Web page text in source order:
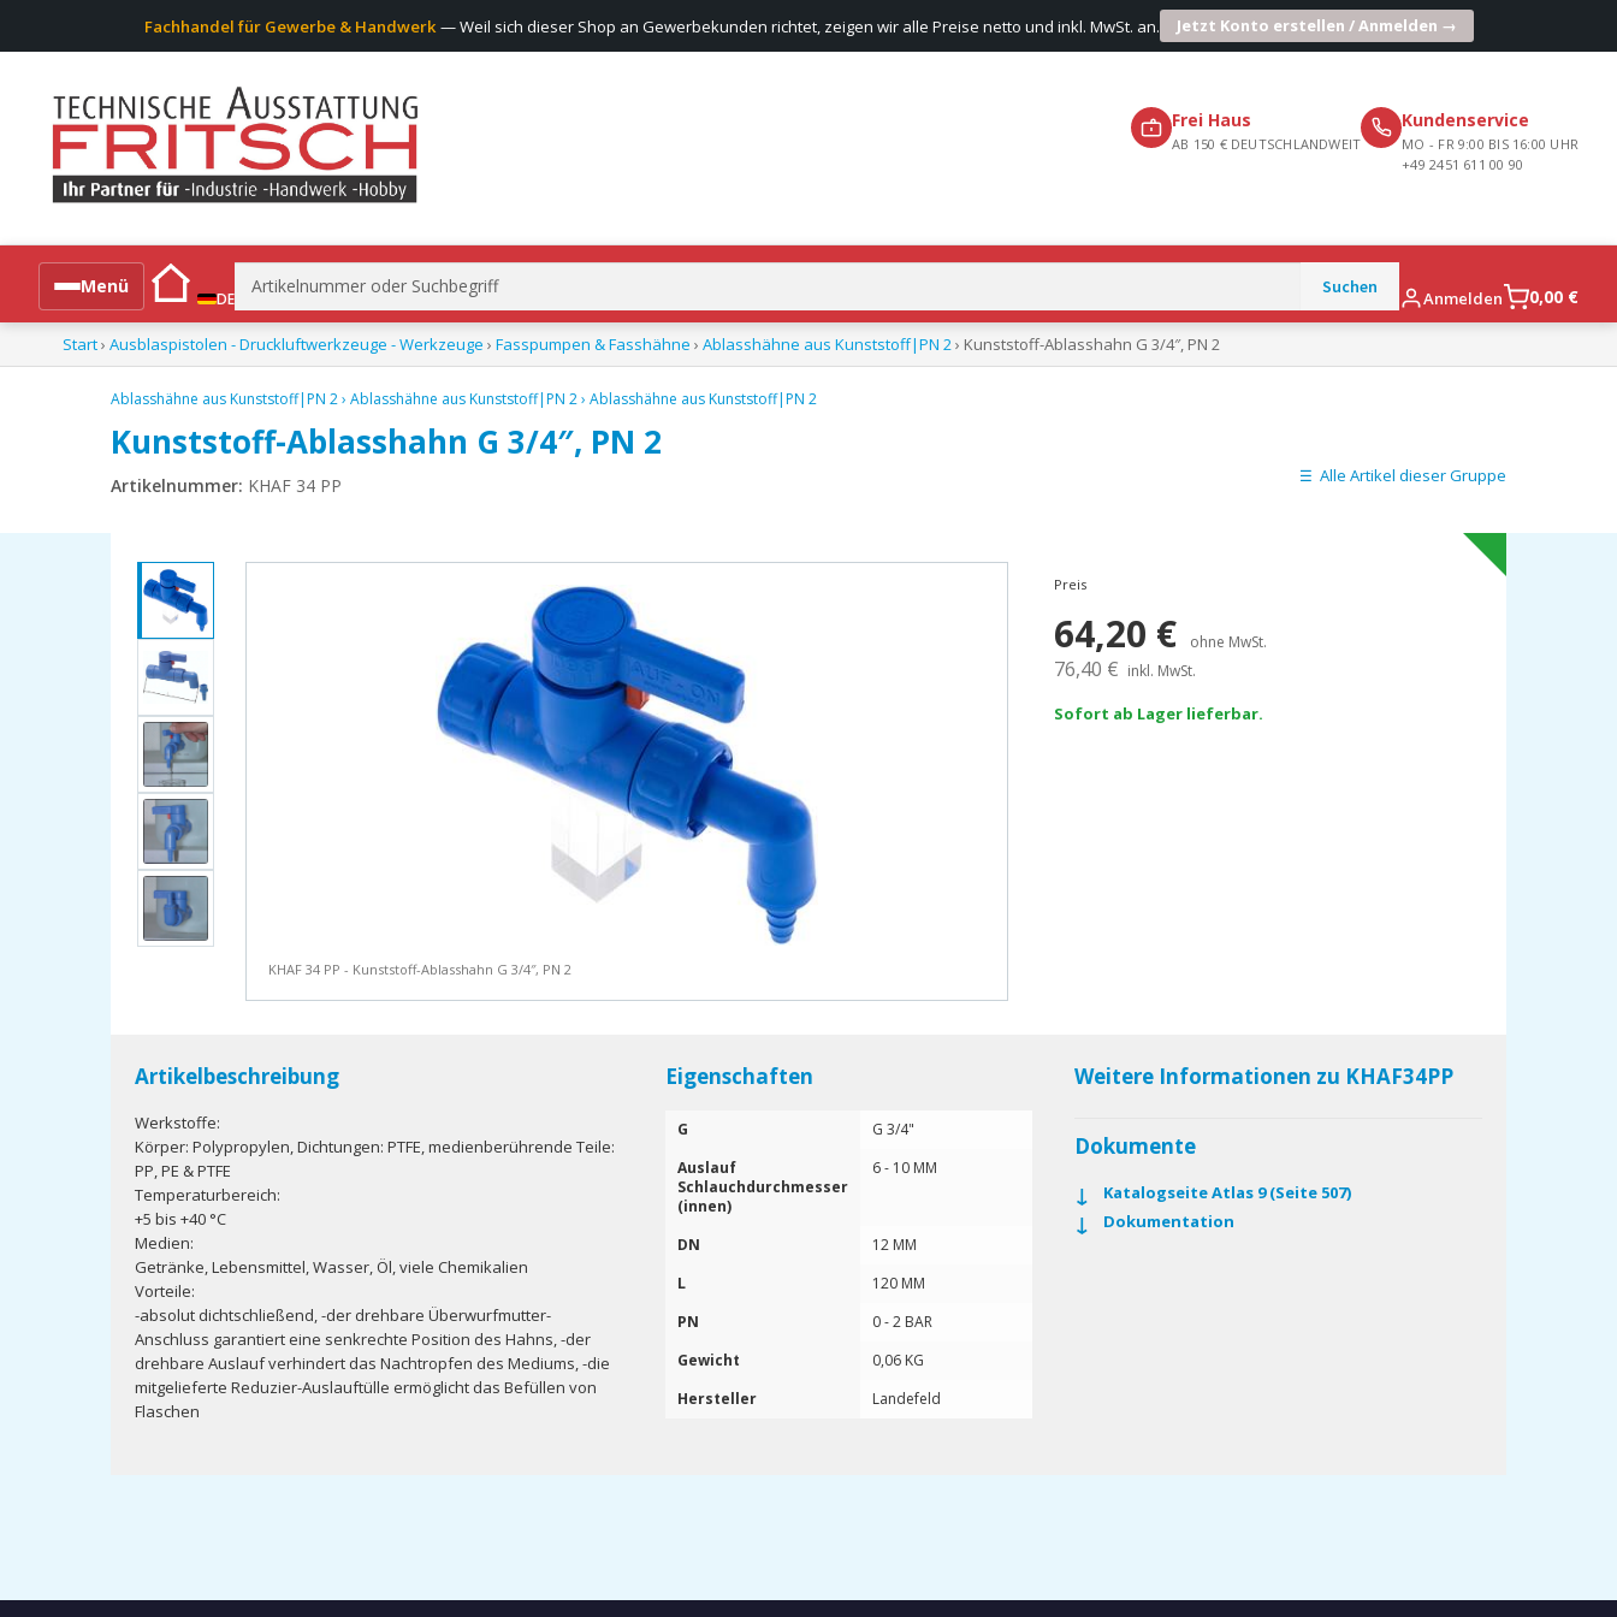
Fachhandel für Gewerbe & Handwerk — Weil sich dieser Shop an Gewerbekunden richtet, zeigen wir alle Preise netto und inkl. MwSt. an. Jetzt Konto erstellen / Anmelden →
Frei Haus
AB 150 € DEUTSCHLANDWEIT
Kundenservice
MO - FR 9:00 BIS 16:00 UHR
+49 2451 611 00 90
Menü
DE
Suchen
nach:
Anmelden 0,00 €
Alle Produkte
Start› Ausblaspistolen - Druckluftwerkzeuge - Werkzeuge › Fasspumpen & Fasshähne › Ablasshähne aus Kunststoff|PN 2› Kunststoff-Ablasshahn G 3/4″, PN 2
Ablasshähne aus Kunststoff|PN 2› Ablasshähne aus Kunststoff|PN 2› Ablasshähne aus Kunststoff|PN 2
Kunststoff-Ablasshahn G 3/4″, PN 2
Artikelnummer: KHAF 34 PP Alle Artikel dieser Gruppe
KHAF 34 PP - Kunststoff-Ablasshahn G 3/4″, PN 2
Preis
64,20 € ohne MwSt.
76,40 € inkl. MwSt.
Sofort ab Lager lieferbar.
Artikelbeschreibung
Werkstoffe:
Körper: Polypropylen, Dichtungen: PTFE, medienberührende Teile:
PP, PE & PTFE
Temperaturbereich:
+5 bis +40 °C
Medien:
Getränke, Lebensmittel, Wasser, Öl, viele Chemikalien
Vorteile:
-absolut dichtschließend, -der drehbare Überwurfmutter-
Anschluss garantiert eine senkrechte Position des Hahns, -der
drehbare Auslauf verhindert das Nachtropfen des Mediums, -die
mitgelieferte Reduzier-Auslauftülle ermöglicht das Befüllen von
Flaschen
Eigenschaften
G
G 3/4"
Auslauf
Schlauchdurchmesser
(innen)
6 - 10 MM
DN
12 MM
L
120 MM
PN
0 - 2 BAR
Gewicht
0,06 KG
Hersteller
Landefeld
Weitere Informationen zu KHAF34PP
Dokumente
Katalogseite Atlas 9 (Seite 507)
Dokumentation